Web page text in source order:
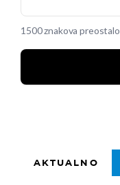
1500 znakova preostalo
AKTUALNO